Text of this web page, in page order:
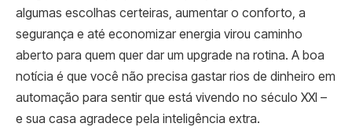
algumas escolhas certeiras, aumentar o conforto, a
segurança e até economizar energia virou caminho
aberto para quem quer dar um upgrade na rotina. A boa
notícia é que você não precisa gastar rios de dinheiro em
automação para sentir que está vivendo no século XXI –
e sua casa agradece pela inteligência extra.